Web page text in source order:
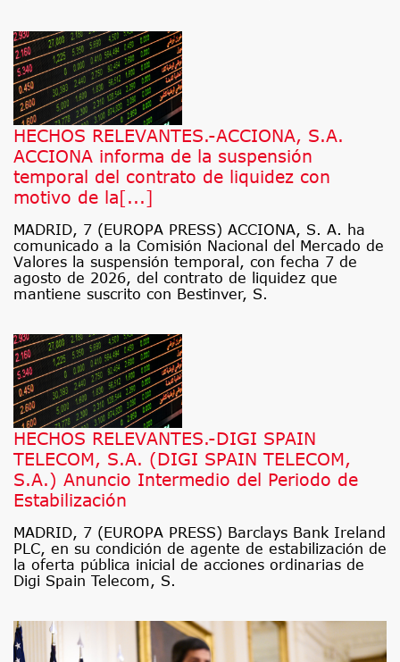
HECHOS RELEVANTES.-ACCIONA, S.A.
ACCIONA informa de la suspensión
temporal del contrato de liquidez con
motivo de la[...]
MADRID, 7 (EUROPA PRESS) ACCIONA, S. A. ha
comunicado a la Comisión Nacional del Mercado de
Valores la suspensión temporal, con fecha 7 de
agosto de 2026, del contrato de liquidez que
mantiene suscrito con Bestinver, S.
HECHOS RELEVANTES.-DIGI SPAIN
TELECOM, S.A. (DIGI SPAIN TELECOM,
S.A.) Anuncio Intermedio del Periodo de
Estabilización
MADRID, 7 (EUROPA PRESS) Barclays Bank Ireland
PLC, en su condición de agente de estabilización de
la oferta pública inicial de acciones ordinarias de
Digi Spain Telecom, S.